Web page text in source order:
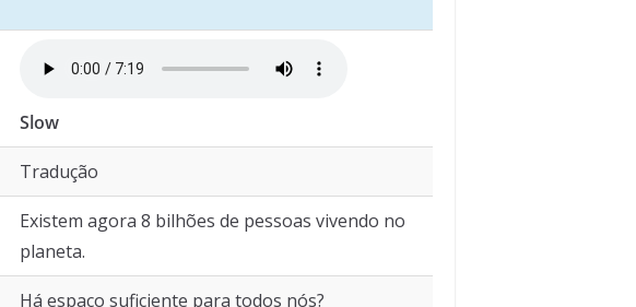
Slow
Tradução
Existem agora 8 bilhões de pessoas vivendo no
planeta.
Há espaço suficiente para todos nós?